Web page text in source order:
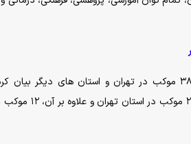
شرکت‌کنندگان در